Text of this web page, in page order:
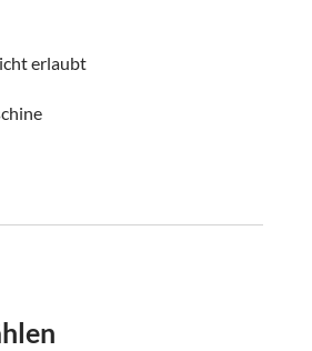
erlaubt